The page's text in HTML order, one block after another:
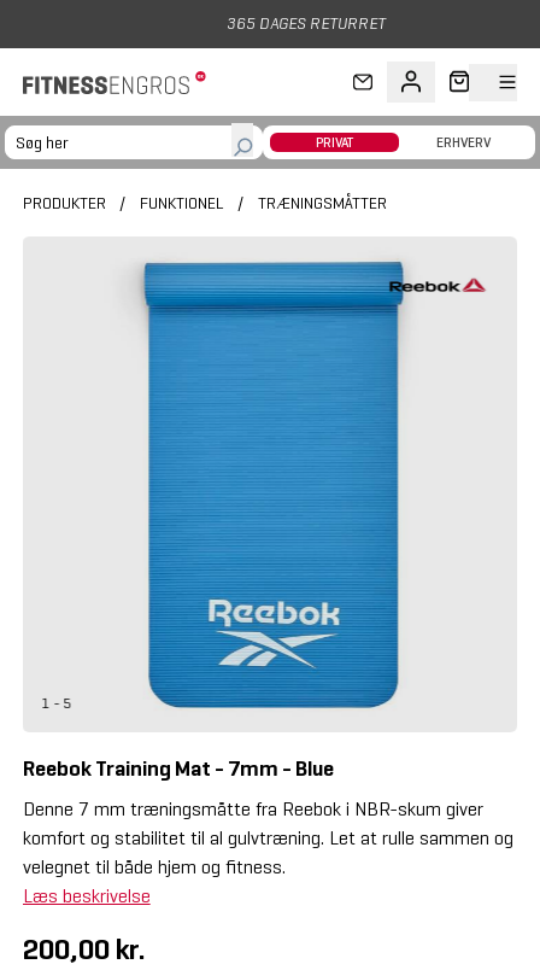
365 DAGES RETURRET
PRIVAT ERHVERV
PRODUKTER / FUNKTIONEL / TRÆNINGSMÅTTER
1 - 5
Reebok Training Mat - 7mm - Blue
Denne 7 mm træningsmåtte fra Reebok i NBR-skum giver
komfort og stabilitet til al gulvtræning. Let at rulle sammen og
velegnet til både hjem og fitness.
Læs beskrivelse
200,00 kr.